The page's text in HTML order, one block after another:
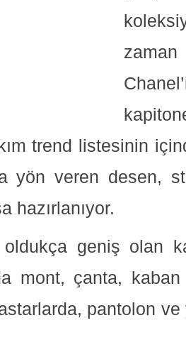
trend listesinin
yön veren desen,
hazırlanıyor.
oldukça geniş olan
mont, çanta,
pantolon